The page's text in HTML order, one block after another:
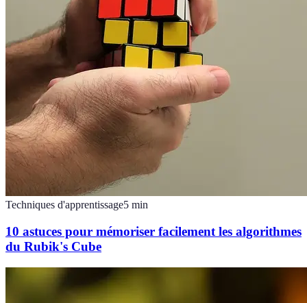
Techniques d'apprentissage5 min
10 astuces pour mémoriser facilement les algorithmes
du Rubik's Cube